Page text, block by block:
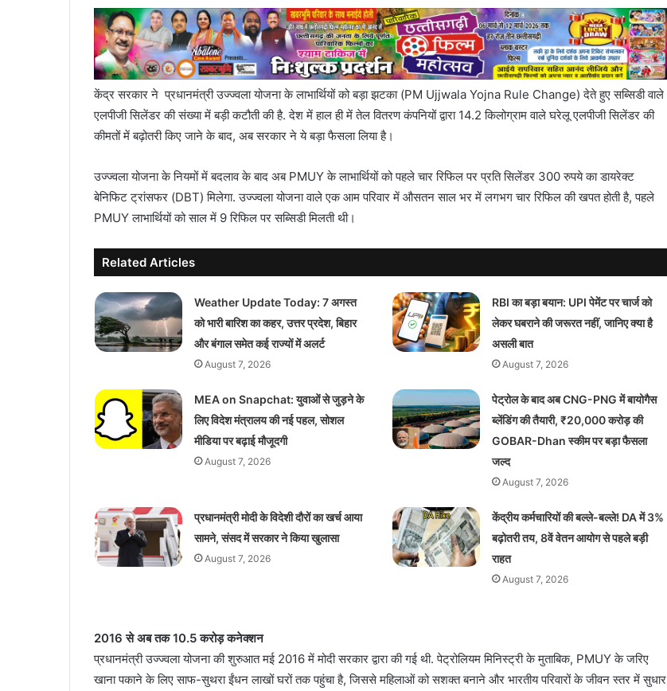
केंद्र सरकार ने प्रधानमंत्री उज्ज्वला योजना के लाभार्थियों को बड़ा झटका (PM Ujjwala Yojna Rule Change) देते हुए सब्सिडी वाले
एलपीजी सिलेंडर की संख्या में बड़ी कटौती की है. देश में हाल ही में तेल वितरण कंपनियों द्वारा 14.2 किलोग्राम वाले घरेलू एलपीजी सिलेंडर की
कीमतों में बढ़ोतरी किए जाने के बाद, अब सरकार ने ये बड़ा फैसला लिया है।
उज्ज्वला योजना के नियमों में बदलाव के बाद अब PMUY के लाभार्थियों को पहले चार रिफिल पर प्रति सिलेंडर 300 रुपये का डायरेक्ट
बेनिफिट ट्रांसफर (DBT) मिलेगा. उज्ज्वला योजना वाले एक आम परिवार में औसतन साल भर में लगभग चार रिफिल की खपत होती है, पहले
PMUY लाभार्थियों को साल में 9 रिफिल पर सब्सिडी मिलती थी।
Related Articles
Weather Update Today: 7 अगस्त
को भारी बारिश का कहर, उत्तर प्रदेश, बिहार
और बंगाल समेत कई राज्यों में अलर्ट
August 7, 2026
RBI का बड़ा बयान: UPI पेमेंट पर चार्ज को
लेकर घबराने की जरूरत नहीं, जानिए क्या है
असली बात
August 7, 2026
MEA on Snapchat: युवाओं से जुड़ने के
लिए विदेश मंत्रालय की नई पहल, सोशल
मीडिया पर बढ़ाई मौजूदगी
August 7, 2026
पेट्रोल के बाद अब CNG-PNG में बायोगैस
ब्लेंडिंग की तैयारी, ₹20,000 करोड़ की
GOBAR-Dhan स्कीम पर बड़ा फैसला
जल्द
August 7, 2026
प्रधानमंत्री मोदी के विदेशी दौरों का खर्च आया
सामने, संसद में सरकार ने किया खुलासा
August 7, 2026
केंद्रीय कर्मचारियों की बल्ले-बल्ले! DA में 3%
बढ़ोतरी तय, 8वें वेतन आयोग से पहले बड़ी
राहत
August 7, 2026
2016 से अब तक 10.5 करोड़ कनेक्शन
प्रधानमंत्री उज्ज्वला योजना की शुरुआत मई 2016 में मोदी सरकार द्वारा की गई थी. पेट्रोलियम मिनिस्ट्री के मुताबिक, PMUY के जरिए
खाना पकाने के लिए साफ-सुथरा ईंधन लाखों घरों तक पहुंचा है, जिससे महिलाओं को सशक्त बनाने और भारतीय परिवारों के जीवन स्तर में सुधार